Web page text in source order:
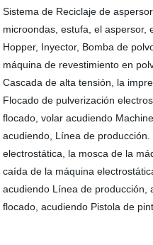
Sistema de Reciclaje de
microondas, estufa, el aspersor,
Hopper, Inyector, Bomba de
máquina de revestimiento en
Cascada de alta tensión, la
Flocado de pulverización
flocado, volar acudiendo
acudiendo, Línea de
electrostática, la mosca de la
caída de la máquina
acudiendo Línea de producción,
flocado, acudiendo Pistola de